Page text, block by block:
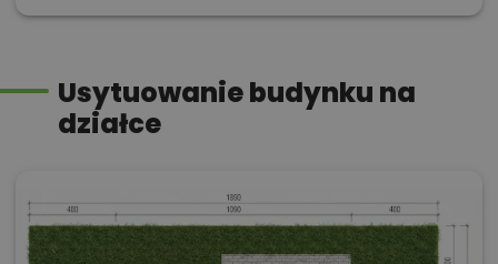
Usytuowanie budynku na
działce